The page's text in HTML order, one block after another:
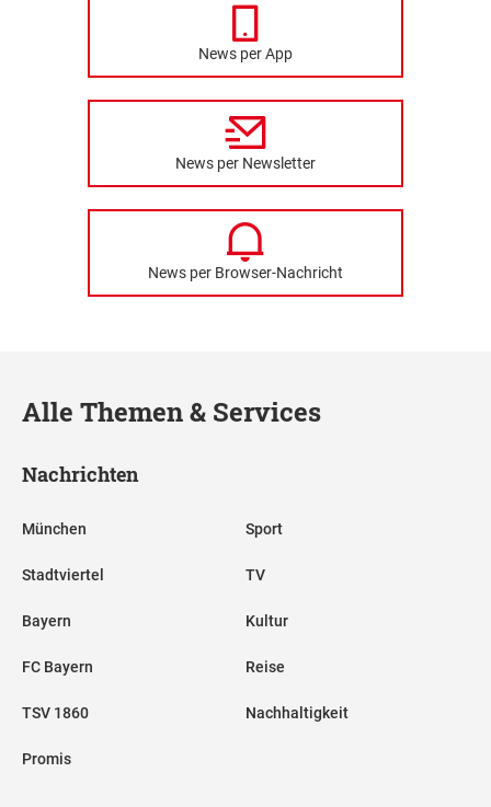
News per App
News per Newsletter
News per Browser-Nachricht
Alle Themen & Services
Nachrichten
München
Stadtviertel
Bayern
FC Bayern
TSV 1860
Promis
Sport
TV
Kultur
Reise
Nachhaltigkeit